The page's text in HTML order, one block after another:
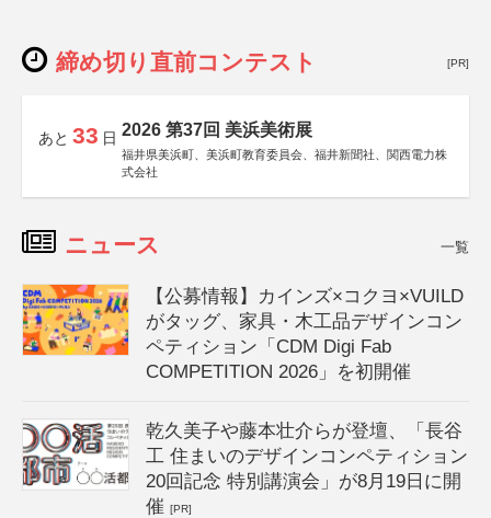
締め切り直前コンテスト [PR]
あと 33 日 2026 第37回 美浜美術展
福井県美浜町、美浜町教育委員会、福井新聞社、関西電力株
式会社
ニュース 一覧
【公募情報】カインズ×コクヨ×VUILD
がタッグ、家具・木工品デザインコン
ペティション「CDM Digi Fab
COMPETITION 2026」を初開催
乾久美子や藤本壮介らが登壇、「長谷
工 住まいのデザインコンペティション
20回記念 特別講演会」が8月19日に開
催[PR]